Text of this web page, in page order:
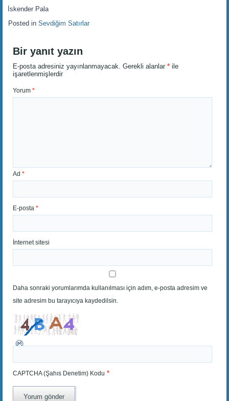
İskender Pala
Posted in Sevdiğim Satırlar
Bir yanıt yazın
E-posta adresiniz yayınlanmayacak. Gerekli alanlar* ile
işaretlenmişlerdir
Yorum*
Ad*
E-posta*
İnternet sitesi
Daha sonraki yorumlarımda kullanılması için adım, e-posta adresim ve
site adresim bu tarayıcıya kaydedilsin.
CAPTCHA (Şahıs Denetim) Kodu *